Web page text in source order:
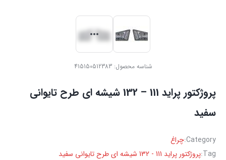
شناسه محصول:415150512383
پروژکتور پراید 111 – 132 شیشه ای طرح تایوانی
سفید
Category:چراغ
Tag: پروژکتور پراید 111 - 132 شیشه ای طرح تایوانی سفید